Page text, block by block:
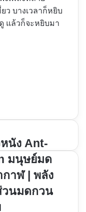
ว บางเวลาก็หยิบ
แล้วก็จะหยิบมา
นัง Ant-
มนุษย์มด
าฬ | พลัง
วนมดกวน